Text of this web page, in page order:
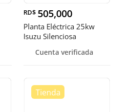
RD$ 505,000
Planta Eléctrica 25kw
Isuzu Silenciosa
Cuenta verificada